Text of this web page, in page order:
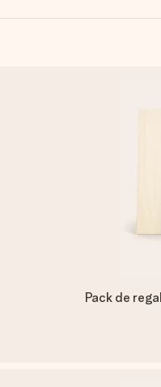
Pack de